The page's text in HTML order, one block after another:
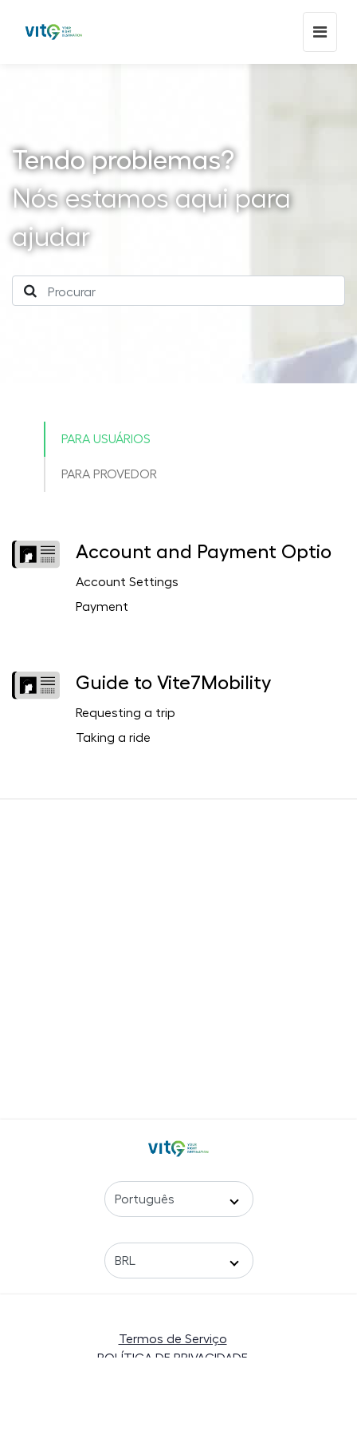
Tendo problemas?
Nós estamos aqui para
ajudar
PARA USUÁRIOS
PARA PROVEDOR
Account and Payment Optio
Account Settings
Payment
Guide to Vite7Mobility
Requesting a trip
Taking a ride
Termos de Serviço
POLÍTICA DE PRIVACIDADE